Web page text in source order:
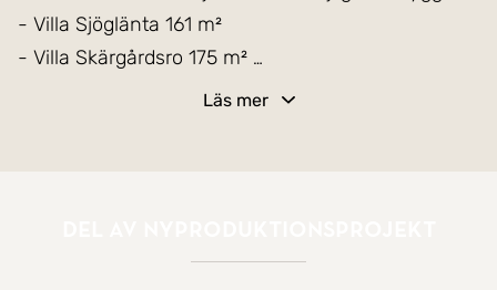
- Villa Sjöglänta 161 m²
- Villa Skärgårdsro 175 m²
- Villa Vattenblänk 124 m²
Läs mer